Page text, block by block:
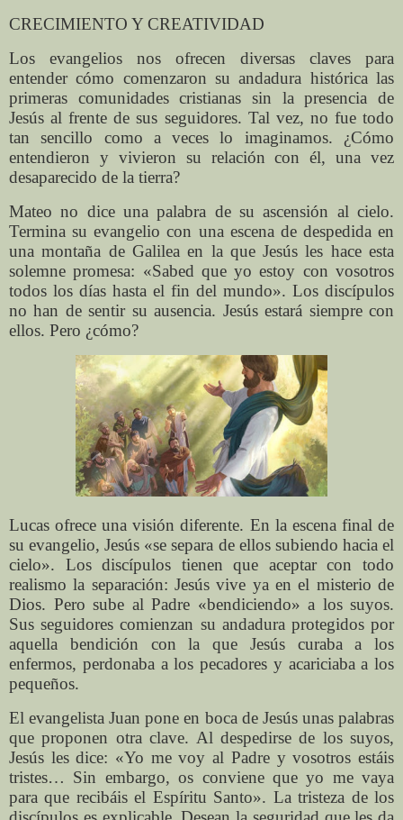
CRECIMIENTO Y CREATIVIDAD
Los evangelios nos ofrecen diversas claves para
entender cómo comenzaron su andadura histórica las
primeras comunidades cristianas sin la presencia de
Jesús al frente de sus seguidores. Tal vez, no fue todo
tan sencillo como a veces lo imaginamos. ¿Cómo
entendieron y vivieron su relación con él, una vez
desaparecido de la tierra?
Mateo no dice una palabra de su ascensión al cielo.
Termina su evangelio con una escena de despedida en
una montaña de Galilea en la que Jesús les hace esta
solemne promesa: «Sabed que yo estoy con vosotros
todos los días hasta el fin del mundo». Los discípulos
no han de sentir su ausencia. Jesús estará siempre con
ellos. Pero ¿cómo?
Lucas ofrece una visión diferente. En la escena final de
su evangelio, Jesús «se separa de ellos subiendo hacia el
cielo». Los discípulos tienen que aceptar con todo
realismo la separación: Jesús vive ya en el misterio de
Dios. Pero sube al Padre «bendiciendo» a los suyos.
Sus seguidores comienzan su andadura protegidos por
aquella bendición con la que Jesús curaba a los
enfermos, perdonaba a los pecadores y acariciaba a los
pequeños.
El evangelista Juan pone en boca de Jesús unas palabras
que proponen otra clave. Al despedirse de los suyos,
Jesús les dice: «Yo me voy al Padre y vosotros estáis
tristes… Sin embargo, os conviene que yo me vaya
para que recibáis el Espíritu Santo». La tristeza de los